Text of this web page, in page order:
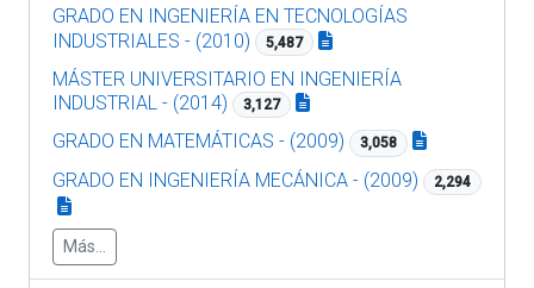
GRADO EN INGENIERÍA EN TECNOLOGÍAS
INDUSTRIALES - (2010)
5,487
MÁSTER UNIVERSITARIO EN INGENIERÍA
INDUSTRIAL - (2014)
3,127
GRADO EN MATEMÁTICAS - (2009) 3,058
GRADO EN INGENIERÍA MECÁNICA - (2009) 2,294
Más...